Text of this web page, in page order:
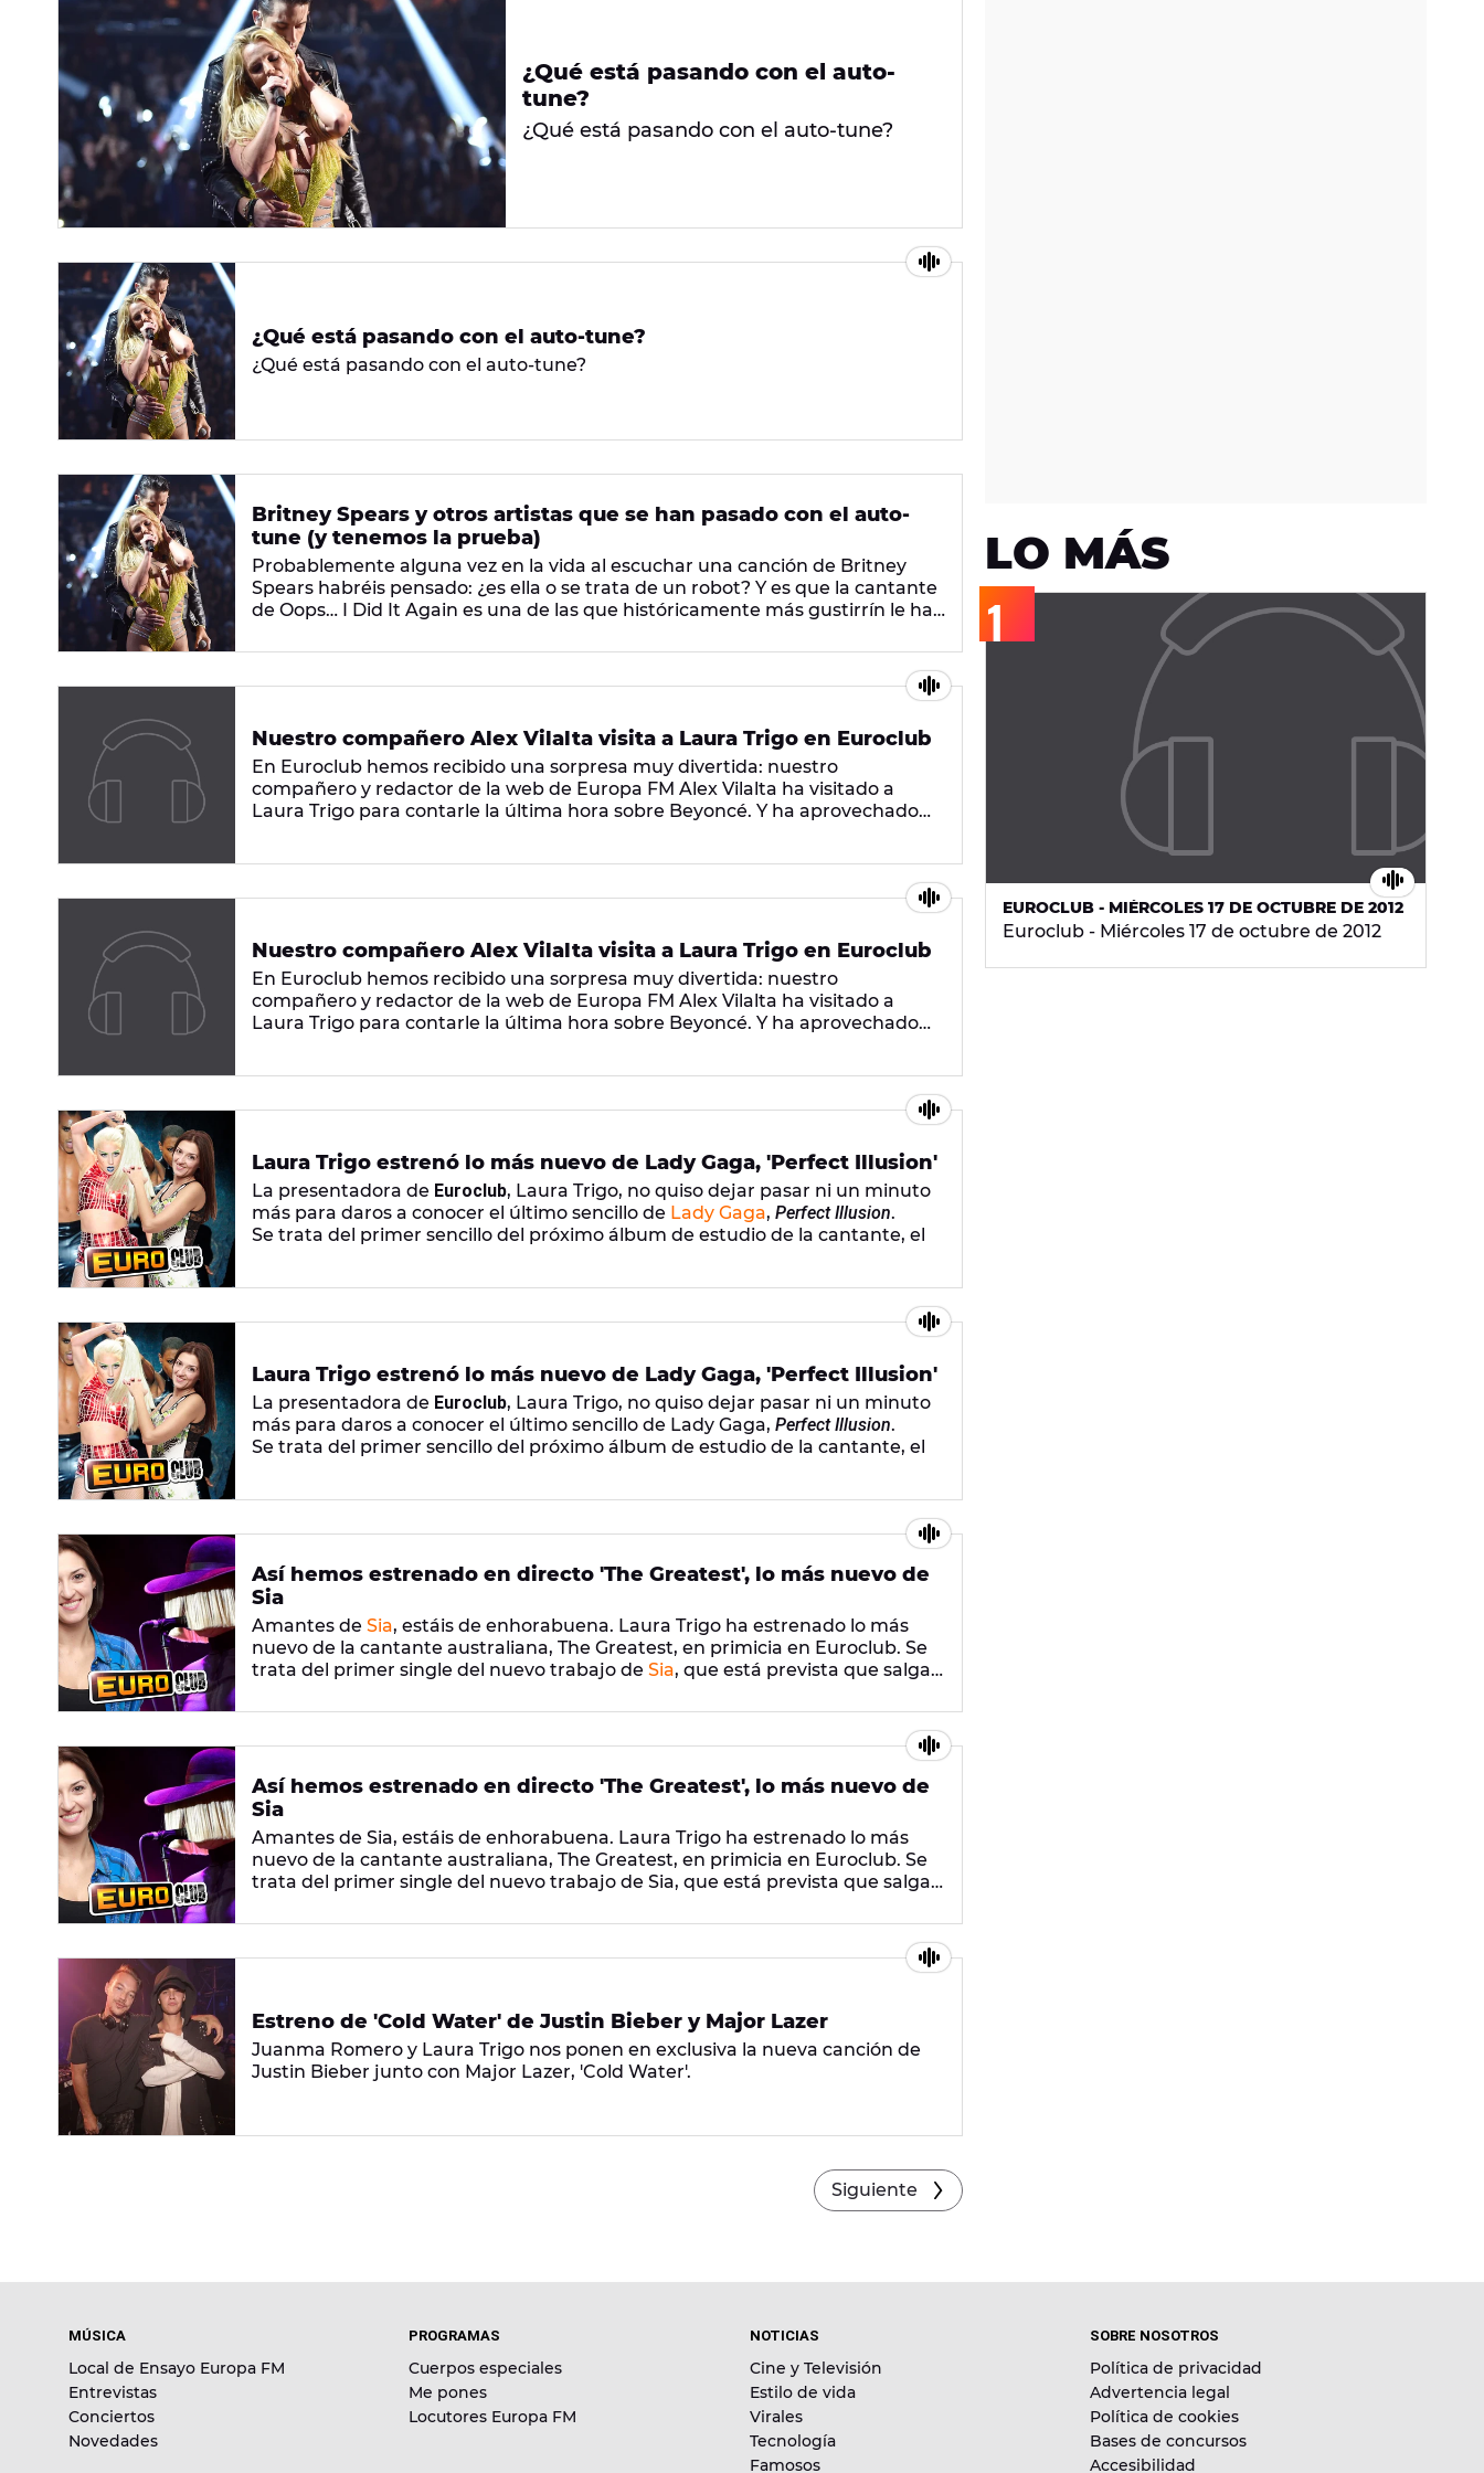
¿Qué está pasando con el auto-
tune?
¿Qué está pasando con el auto-tune?
¿Qué está pasando con el auto-tune?
¿Qué está pasando con el auto-tune?
Britney Spears y otros artistas que se han pasado con el auto-
tune (y tenemos la prueba)
Probablemente alguna vez en la vida al escuchar una canción de Britney
Spears habréis pensado: ¿es ella o se trata de un robot? Y es que la cantante
de Oops… I Did It Again es una de las que históricamente más gustirrín le ha
afinada. Pero no es la única.
Nuestro compañero Alex Vilalta visita a Laura Trigo en Euroclub
En Euroclub hemos recibido una sorpresa muy divertida: nuestro
compañero y redactor de la web de Europa FM Alex Vilalta ha visitado a
Laura Trigo para contarle la última hora sobre Beyoncé. Y ha aprovechado
Nuestro compañero Alex Vilalta visita a Laura Trigo en Euroclub
En Euroclub hemos recibido una sorpresa muy divertida: nuestro
compañero y redactor de la web de Europa FM Alex Vilalta ha visitado a
Laura Trigo para contarle la última hora sobre Beyoncé. Y ha aprovechado
Laura Trigo estrenó lo más nuevo de Lady Gaga, 'Perfect Illusion'
La presentadora de Euroclub, Laura Trigo, no quiso dejar pasar ni un minuto
más para daros a conocer el último sencillo de Lady Gaga, Perfect Illusion.
Se trata del primer sencillo del próximo álbum de estudio de la cantante, el
Laura Trigo estrenó lo más nuevo de Lady Gaga, 'Perfect Illusion'
La presentadora de Euroclub, Laura Trigo, no quiso dejar pasar ni un minuto
más para daros a conocer el último sencillo de Lady Gaga, Perfect Illusion.
Se trata del primer sencillo del próximo álbum de estudio de la cantante, el
Así hemos estrenado en directo 'The Greatest', lo más nuevo de
Sia
Amantes de Sia, estáis de enhorabuena. Laura Trigo ha estrenado lo más
nuevo de la cantante australiana, The Greatest, en primicia en Euroclub. Se
trata del primer single del nuevo trabajo de Sia, que está prevista que salga
Maddie Zeglier, está dedicada a las víctimas del atentado de Orlando. ¡Dale al
Así hemos estrenado en directo 'The Greatest', lo más nuevo de
Sia
Amantes de Sia, estáis de enhorabuena. Laura Trigo ha estrenado lo más
nuevo de la cantante australiana, The Greatest, en primicia en Euroclub. Se
trata del primer single del nuevo trabajo de Sia, que está prevista que salga
Maddie Zeglier, está dedicada a las víctimas del atentado de Orlando. ¡Dale al
Estreno de 'Cold Water' de Justin Bieber y Major Lazer
Juanma Romero y Laura Trigo nos ponen en exclusiva la nueva canción de
Justin Bieber junto con Major Lazer, 'Cold Water'.
Siguiente
LO MÁS
EUROCLUB - MIÉRCOLES 17 DE OCTUBRE DE 2012
Euroclub - Miércoles 17 de octubre de 2012
MÚSICA
Local de Ensayo Europa FM
Entrevistas
Conciertos
Novedades
PROGRAMAS
Cuerpos especiales
Me pones
Locutores Europa FM
NOTICIAS
Cine y Televisión
Estilo de vida
Virales
Tecnología
Famosos
SOBRE NOSOTROS
Política de privacidad
Advertencia legal
Política de cookies
Bases de concursos
Accesibilidad